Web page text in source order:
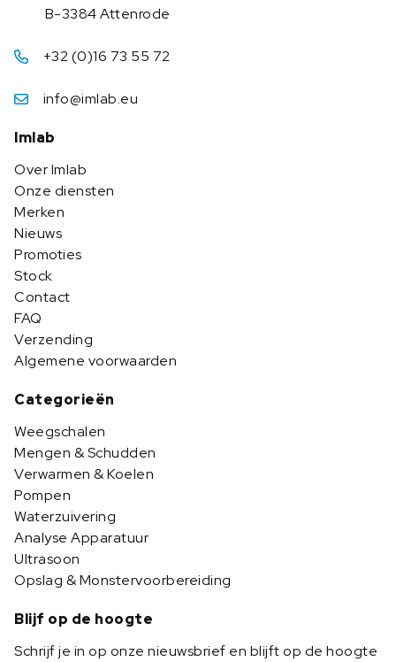
B-3384 Attenrode
+32 (0)16 73 55 72
info@imlab.eu
Imlab
Over Imlab
Onze diensten
Merken
Nieuws
Promoties
Stock
Contact
FAQ
Verzending
Algemene voorwaarden
Categorieën
Weegschalen
Mengen & Schudden
Verwarmen & Koelen
Pompen
Waterzuivering
Analyse Apparatuur
Ultrasoon
Opslag & Monstervoorbereiding
Blijf op de hoogte
Schrijf je in op onze nieuwsbrief en blijft op de hoogte